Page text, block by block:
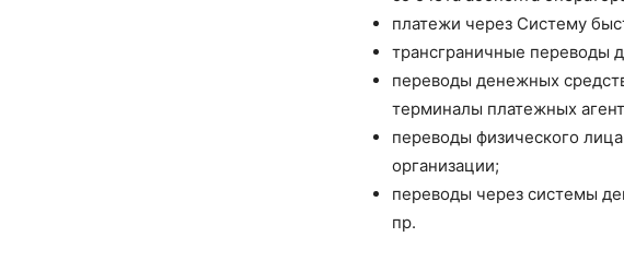
платежи через Систему
трансграничные переводы
переводы денежных
терминалы платежных
переводы физического
организации;
переводы через системы
пр.